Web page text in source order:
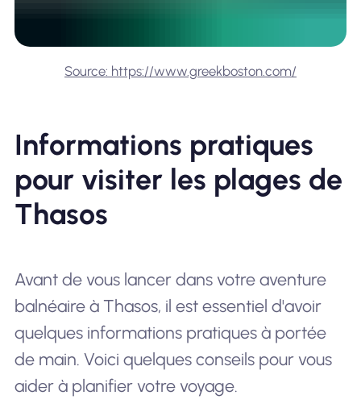
Source: https://www.greekboston.com/
Informations pratiques
pour visiter les plages de
Thasos
Avant de vous lancer dans votre aventure
balnéaire à Thasos, il est essentiel d'avoir
quelques informations pratiques à portée
de main. Voici quelques conseils pour vous
aider à planifier votre voyage.